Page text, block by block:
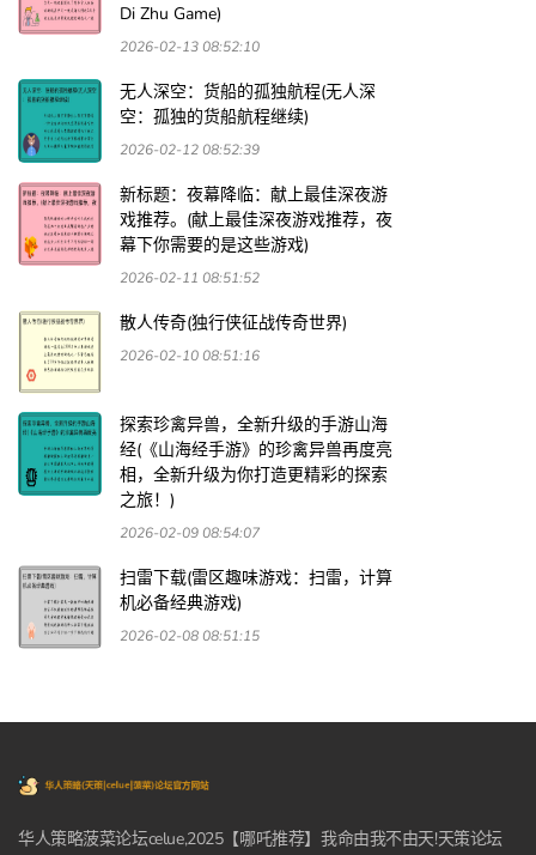
Di Zhu Game)
2026-02-13 08:52:10
无人深空：货船的孤独航程(无人深
空：孤独的货船航程继续)
2026-02-12 08:52:39
新标题：夜幕降临：献上最佳深夜游
戏推荐。(献上最佳深夜游戏推荐，夜
幕下你需要的是这些游戏)
2026-02-11 08:51:52
散人传奇(独行侠征战传奇世界)
2026-02-10 08:51:16
探索珍禽异兽，全新升级的手游山海
经(《山海经手游》的珍禽异兽再度亮
相，全新升级为你打造更精彩的探索
之旅！)
2026-02-09 08:54:07
扫雷下载(雷区趣味游戏：扫雷，计算
机必备经典游戏)
2026-02-08 08:51:15
华人策略菠菜论坛celue,2025【哪吒推荐】我命由我不由天!天策论坛